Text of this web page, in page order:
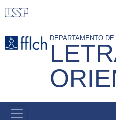
Pular
conteúdo
DEPARTAMENTO DE
NAVEGAÇÃO